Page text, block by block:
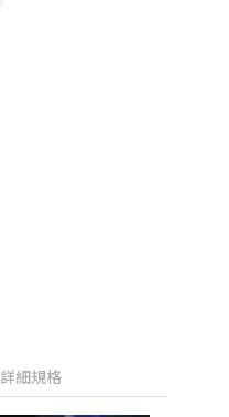
詳細規格